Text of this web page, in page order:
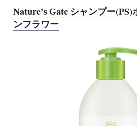
Nature’s Gate シャンプー
ンフラワー